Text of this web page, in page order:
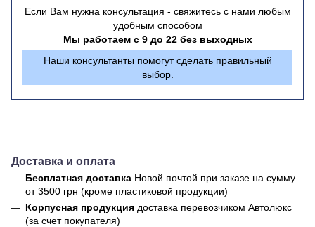
Если Вам нужна консультация - свяжитесь с нами любым
удобным способом
Мы работаем с 9 до 22 без выходных
Наши консультанты помогут сделать правильный
выбор.
Доставка и оплата
Бесплатная доставка Новой почтой при заказе на сумму
от 3500 грн (кроме пластиковой продукции)
Корпусная продукция доставка перевозчиком Автолюкс
(за счет покупателя)